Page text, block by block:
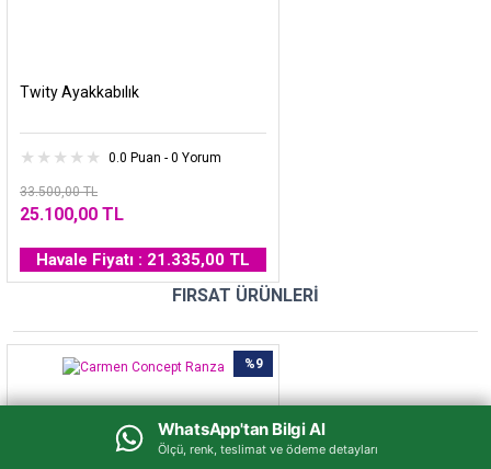
WhatsApp'tan Bilgi Al
Ölçü, renk, teslimat ve ödeme detayları
Twity Ayakkabılık
0.0 Puan - 0 Yorum
33.500,00 TL
25.100,00 TL
Havale Fiyatı : 21.335,00 TL
FIRSAT ÜRÜNLERİ
%9
WhatsApp'tan Bilgi Al
Ölçü, renk, teslimat ve ödeme detayları